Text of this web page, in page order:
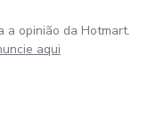
a opinião da Hotmart.
aqui